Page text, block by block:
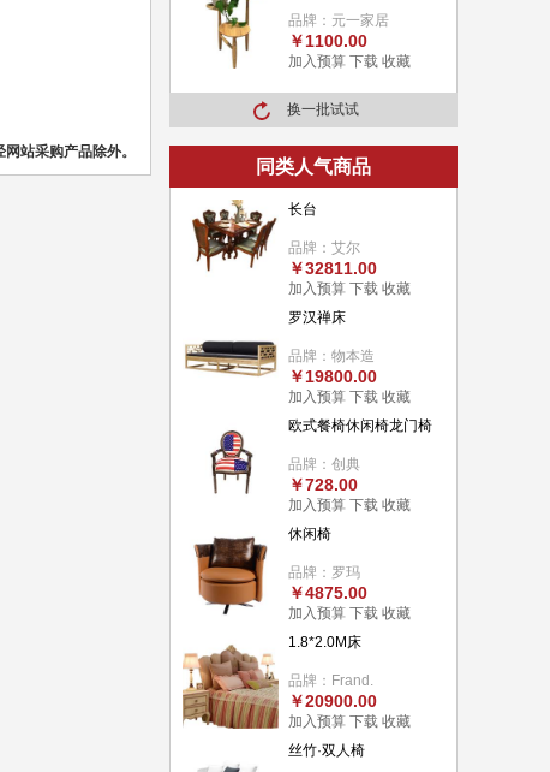
站采购产品除外。
品牌：元一家居
￥1100.00
加入预算 下载 收藏
换一批试试
同类人气商品
长台
品牌：艾尔
￥32811.00
加入预算 下载 收藏
罗汉禅床
品牌：物本造
￥19800.00
加入预算 下载 收藏
欧式餐椅休闲椅龙门椅
品牌：创典
￥728.00
加入预算 下载 收藏
休闲椅
品牌：罗玛
￥4875.00
加入预算 下载 收藏
1.8*2.0M床
品牌：Frand.
￥20900.00
加入预算 下载 收藏
丝竹·双人椅